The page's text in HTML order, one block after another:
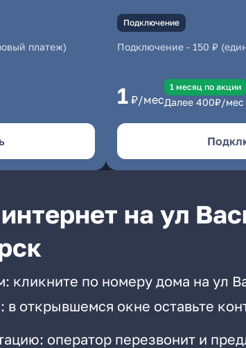
платеж)
Подключение
Подключение - 150 ₽
1 ₽/мес
1 месяц по акции
Далее 400₽/мес
на ул
кликните по номеру дома на ул
в открывшемся окне оставьте
оператор перезвонит и